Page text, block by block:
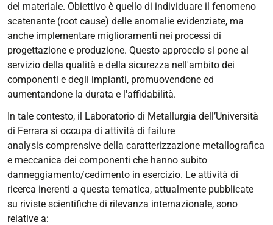
del materiale. Obiettivo è quello di individuare il fenomeno
scatenante (root cause) delle anomalie evidenziate, ma
anche implementare miglioramenti nei processi di
progettazione e produzione. Questo approccio si pone al
servizio della qualità e della sicurezza nell'ambito dei
componenti e degli impianti, promuovendone ed
aumentandone la durata e l'affidabilità.
In tale contesto, il Laboratorio di Metallurgia dell’Università
di Ferrara si occupa di attività di failure
analysis comprensive della caratterizzazione metallografica
e meccanica dei componenti che hanno subito
danneggiamento/cedimento in esercizio. Le attività di
ricerca inerenti a questa tematica, attualmente pubblicate
su riviste scientifiche di rilevanza internazionale, sono
relative a: